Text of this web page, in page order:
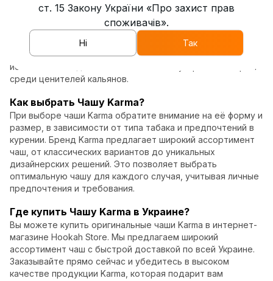
их среди других брендов. Они изготовлены из
премиальных материалов, что обеспечивает долгое
удержание тепла и равномерное распределение жара.
Это позволяет наслаждаться более насыщенным и
чистым вкусом табака. Уникальный дизайн и удобство в
использовании делают чаши Karma популярным выбором
среди ценителей кальянов.
Как выбрать Чашу Karma?
При выборе чаши Karma обратите внимание на её форму и
размер, в зависимости от типа табака и предпочтений в
курении. Бренд Karma предлагает широкий ассортимент
чаш, от классических вариантов до уникальных
дизайнерских решений. Это позволяет выбрать
оптимальную чашу для каждого случая, учитывая личные
предпочтения и требования.
Где купить Чашу Karma в Украине?
Вы можете купить оригинальные чаши Karma в интернет-
магазине Hookah Store. Мы предлагаем широкий
ассортимент чаш с быстрой доставкой по всей Украине.
Заказывайте прямо сейчас и убедитесь в высоком
качестве продукции Karma, которая подарит вам
ст. 15 Закону України «Про захист прав
споживачів».
Ні Так